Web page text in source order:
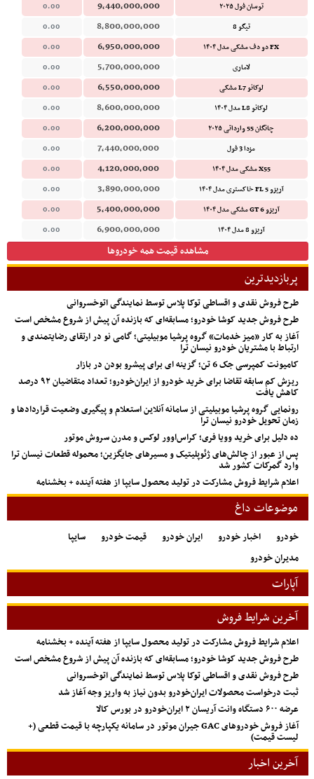
توسان فول ۲۰۲۵ 9,440,000,000
0.00
تیگو 8
8,800,000,000
0.00
FX دو دف مشکی مدل ۱۴۰۴
6,950,000,000
0.00
لاماری
5,700,000,000
0.00
لوکانو L7 مشکی
6,550,000,000
0.00
لوکانو L8 مدل ۱۴۰۴
8,600,000,000
0.00
چانگان 55 وارداتی ۲۰۲۵
6,200,000,000
0.00
مزدا 3 فول
7,440,000,000
0.00
X55 مشکی مدل ۱۴۰۴
4,120,000,000
0.00
آریزو 5 FL خاکستری مدل ۱۴۰۴
3,890,000,000
0.00
آریزو 6 GT مشکی مدل ۱۴۰۴
5,400,000,000
0.00
آریزو 8 مدل ۱۴۰۴
6,900,000,000
0.00
مشاهده قیمت همه خودروها
پربازدیدترین
طرح فروش نقدی و اقساطی توکا پلاس توسط نمایندگی اتوخسروانی
طرح فروش جدید کوشا خودرو؛ مسابقه‌ای که بازنده آن پیش از شروع مشخص است
آغاز به کار «میز خدمات» گروه پرشیا موبیلیتی؛ گامی نو در ارتقای رضایتمندی و
ارتباط با مشتریان خودرو نیسان ترا
کامیونت کمپرسی جک 6 تن؛ گزینه ای برای پیشرو بودن در بازار
ریزش کم‌ سابقه تقاضا برای خرید خودرو از ایران‌خودرو؛ تعداد متقاضیان ۹۲ درصد
کاهش یافت
رونمایی گروه پرشیا موبیلیتی از سامانه آنلاین استعلام و پیگیری وضعیت قراردادها و
زمان تحویل خودرو نیسان ترا
ده دلیل برای خرید وویا فری؛ کراس‌اوور لوکس و مدرن سروش موتور
پس از عبور از چالش‌های ژئوپلیتیک و مسیرهای جایگزین؛ محموله قطعات نیسان ترا
وارد گمرکات کشور شد
اعلام شرایط فروش مشارکت در تولید محصول سایپا از هفته آینده + بخشنامه
موضوعات داغ
خودرو اخبار خودرو ایران خودرو قیمت خودرو
سایپا
مدیران خودرو
آپارات
آخرین شرایط فروش
اعلام شرایط فروش مشارکت در تولید محصول سایپا از هفته آینده + بخشنامه
طرح فروش جدید کوشا خودرو؛ مسابقه‌ای که بازنده آن پیش از شروع مشخص است
طرح فروش نقدی و اقساطی توکا پلاس توسط نمایندگی اتوخسروانی
ثبت درخواست محصولات ایران‌خودرو بدون نیاز به واریز وجه آغاز شد
عرضه ۶۰۰ دستگاه وانت آریسان ۲ ایران‌خودرو در بورس کالا
آغاز فروش خودروهای GAC جیران موتور در سامانه یکپارچه با قیمت قطعی (+
لیست قیمت)
آخرین اخبار